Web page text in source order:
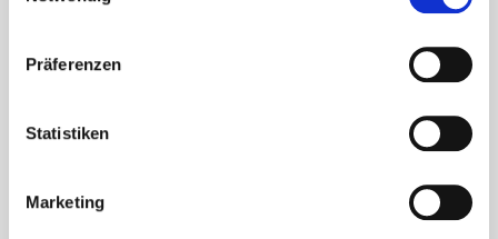
Präferenzen
Statistiken
Marketing
Sommerfest
Am 29.06.2024 feierten wir in Linnich, Am Mühlenteich,
unser Sommerfest. Zahlreiche Aussteller boten eine
begeisterte erneut unsere Gäste. Besonders erfreuten sich
die...